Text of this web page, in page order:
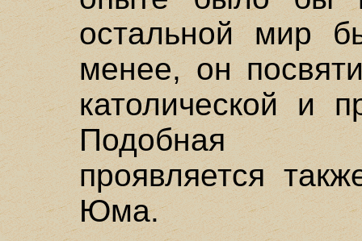
остальной мир
менее, он
католической и
Подобная
проявляется
Юма.